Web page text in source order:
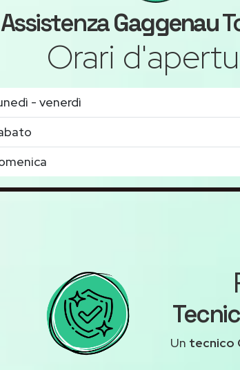
AssistenzaGaggenau
Orari
- venerdì
Un tecnico